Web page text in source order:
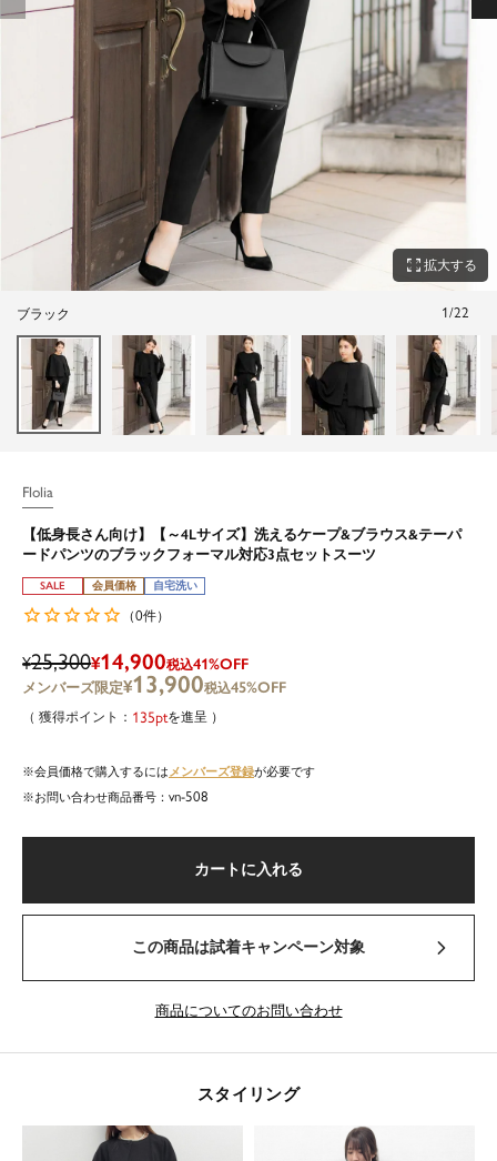
zoom_out_map 拡大する
ブラック 1/22
Flolia
【低身長さん向け】【～4Lサイズ】洗えるケープ&ブラウス&テーパ
ードパンツのブラックフォーマル対応3点セットスーツ
SALE 会員価格 自宅洗い
（0件）
¥25,300¥14,900税込41%OFF
¥13,900税込45%OFF
135 を進呈
会員価格で購入するには メンバーズ登録が必要です
商品番号
vn-508
カートに入れる
この商品は試着キャンペーン対象
商品についてのお問い合わせ
スタイリング